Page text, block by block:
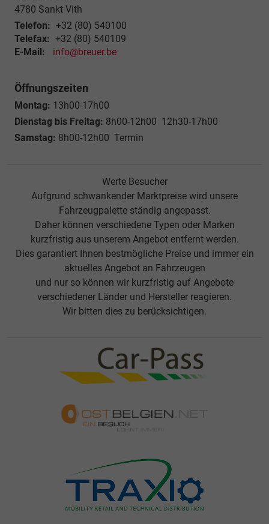
4780 Sankt Vith
Telefon: +32 (80) 540100
Telefax: +32 (80) 540109
E-Mail:
info@breuer.be
Öffnungszeiten
Montag: 13h00-17h00
Dienstag bis Freitag: 8h00-12h00 12h30-17h00
Samstag: 8h00-12h00 Termin
Werte Besucher
Aufgrund schwankender Marktpreise wird unsere
Fahrzeugpalette ständig angepasst.
Daher können verschiedene Typen oder Marken
kurzfristig aus unserem Angebot entfernt werden.
Dies garantiert Ihnen bestmögliche Preise und immer ein
aktuelles Angebot an Fahrzeugen
und nur so können wir kurzfristig auf Angebote
verschiedener Länder und Hersteller reagieren.
Wir bitten dies zu berücksichtigen.